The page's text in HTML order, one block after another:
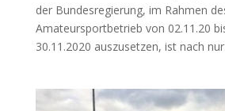
der Bundesregierung, im Rahmen
Amateursportbetrieb von 02.11.20
30.11.2020 auszusetzen, ist nach